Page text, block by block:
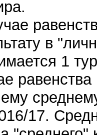
в
1
17.